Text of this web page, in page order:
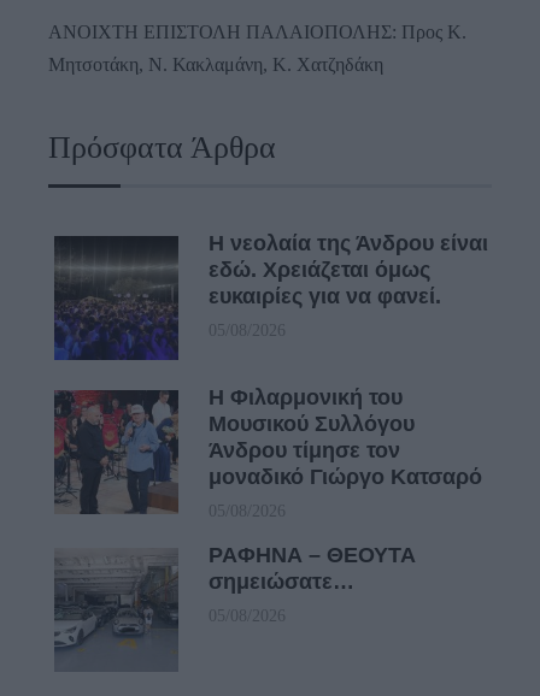
ΑΝΟΙΧΤΗ ΕΠΙΣΤΟΛΗ ΠΑΛΑΙΟΠΟΛΗΣ: Προς K.
Μητσοτάκη, N. Κακλαμάνη, K. Χατζηδάκη
Πρόσφατα Άρθρα
Η νεολαία της Άνδρου είναι
εδώ. Χρειάζεται όμως
ευκαιρίες για να φανεί.
05/08/2026
Η Φιλαρμονική του
Μουσικού Συλλόγου
Άνδρου τίμησε τον
μοναδικό Γιώργο Κατσαρό
05/08/2026
ΡΑΦΗΝΑ – ΘΕΟΥΤΑ
σημειώσατε…
05/08/2026